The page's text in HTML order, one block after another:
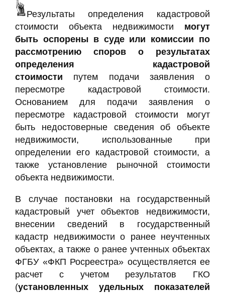
Результаты определения кадастровой
стоимости объекта недвижимости могут
быть оспорены в суде или комиссии по
рассмотрению споров о результатах
определения кадастровой
стоимости путем подачи заявления о
пересмотре кадастровой стоимости.
Основанием для подачи заявления о
пересмотре кадастровой стоимости могут
быть недостоверные сведения об объекте
недвижимости, использованные при
определении его кадастровой стоимости, а
также установление рыночной стоимости
объекта недвижимости.
В случае постановки на государственный
кадастровый учет объектов недвижимости,
внесении сведений в государственный
кадастр недвижимости о ранее неучтенных
объектах, а также о ранее учтенных объектах
ФГБУ «ФКП Росреестра» осуществляется ее
расчет с учетом результатов ГКО
(установленных удельных показателей